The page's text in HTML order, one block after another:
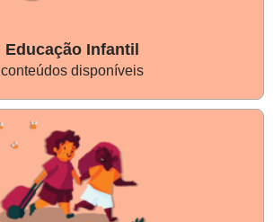
Educação Infantil
conteúdos disponíveis